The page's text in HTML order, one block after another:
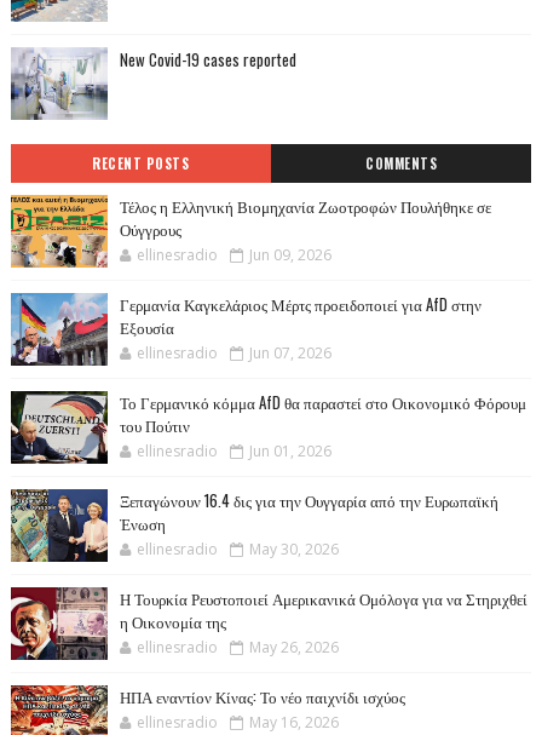
New Covid-19 cases reported
RECENT POSTS COMMENTS
Τέλος η Ελληνική Βιομηχανία Ζωοτροφών Πουλήθηκε σε
Ούγγρους
ellinesradio Jun 09, 2026
Γερμανία Καγκελάριος Μέρτς προειδοποιεί για AfD στην
Εξουσία
ellinesradio Jun 07, 2026
Το Γερμανικό κόμμα AfD θα παραστεί στο Οικονομικό Φόρουμ
του Πούτιν
ellinesradio Jun 01, 2026
Ξεπαγώνουν 16.4 δις για την Ουγγαρία από την Ευρωπαϊκή
Ένωση
ellinesradio May 30, 2026
Η Τουρκία Ρευστοποιεί Αμερικανικά Ομόλογα για να Στηριχθεί
η Οικονομία της
ellinesradio May 26, 2026
ΗΠΑ εναντίον Κίνας: Το νέο παιχνίδι ισχύος
ellinesradio May 16, 2026